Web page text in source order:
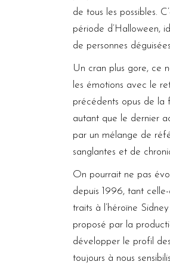
de tous les possibles.
période d’Halloween,
de personnes
Un cran plus gore, ce
les émotions avec le
précédents opus de la
autant que le dernier
par un mélange de
sanglantes et de
On pourrait ne pas
depuis 1996, tant
traits à l’héroïne
proposé par la
développer le profil
toujours à nous